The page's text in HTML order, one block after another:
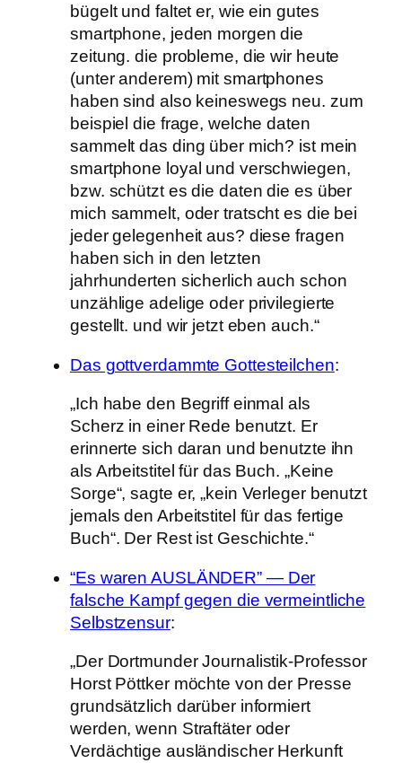
bügelt und faltet er, wie ein gutes
smartphone, jeden morgen die
zeitung. die probleme, die wir heute
(unter anderem) mit smartphones
haben sind also keineswegs neu. zum
beispiel die frage, welche daten
sammelt das ding über mich? ist mein
smartphone loyal und verschwiegen,
bzw. schützt es die daten die es über
mich sammelt, oder tratscht es die bei
jeder gelegenheit aus? diese fragen
haben sich in den letzten
jahrhunderten sicherlich auch schon
unzählige adelige oder privilegierte
gestellt. und wir jetzt eben auch.“
Das gottverdammte Gottesteilchen:
„Ich habe den Begriff einmal als
Scherz in einer Rede benutzt. Er
erinnerte sich daran und benutzte ihn
als Arbeitstitel für das Buch. „Keine
Sorge“, sagte er, „kein Verleger benutzt
jemals den Arbeitstitel für das fertige
Buch“. Der Rest ist Geschichte.“
“Es waren AUSLÄNDER” — Der
falsche Kampf gegen die vermeintliche
Selbstzensur:
„Der Dortmunder Journalistik-Professor
Horst Pöttker möchte von der Presse
grundsätzlich darüber informiert
werden, wenn Straftäter oder
Verdächtige ausländischer Herkunft